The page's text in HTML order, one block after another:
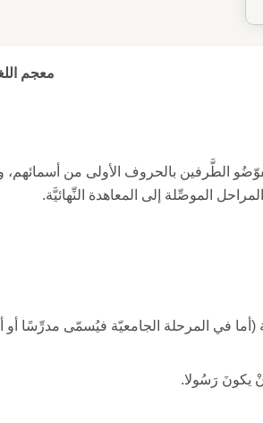
معجم
الطَّرفين بالحروف الأولى من أسمائهم،
الموصِّلة إلى المعاهدة النِّهائيَّة.
(أما في المرحلة الجامعيّة فيُسمّى مدرِّسًا أو